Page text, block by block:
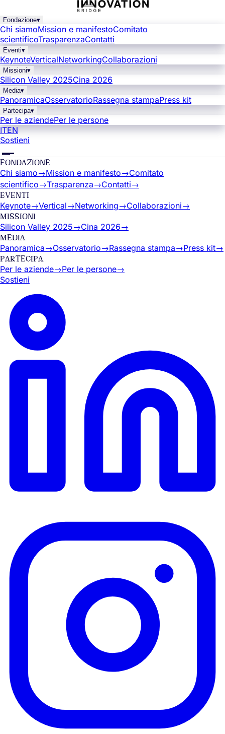
Fondazione▾
Chi siamoMission e manifestoComitato
scientificoTrasparenzaContatti
Eventi▾
KeynoteVerticalNetworkingCollaborazioni
Missioni▾
Silicon Valley 2025Cina 2026
Media▾
PanoramicaOsservatorioRassegna stampaPress kit
Partecipa▾
Per le aziendePer le persone
ITEN
Sostieni
FONDAZIONE
Chi siamo→Mission e manifesto→Comitato
scientifico→Trasparenza→Contatti→
EVENTI
Keynote→Vertical→Networking→Collaborazioni→
MISSIONI
Silicon Valley 2025→Cina 2026→
MEDIA
Panoramica→Osservatorio→Rassegna stampa→Press kit→
PARTECIPA
Per le aziende→Per le persone→
Sostieni